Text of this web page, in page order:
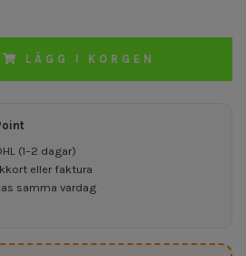
LÄGG I KORGEN
(1–2 dagar)
eller faktura
samma vardag